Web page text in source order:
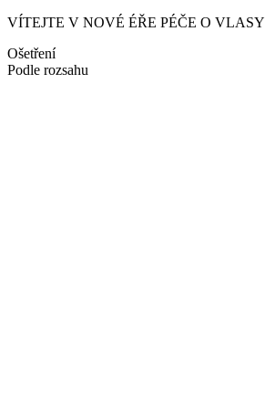
VÍTEJTE V NOVÉ ÉŘE PÉČE O VLASY
Ošetření
Podle rozsahu